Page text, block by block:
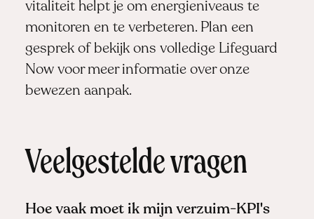
vitaliteit helpt je om energieniveaus te
monitoren en te verbeteren. Plan een
gesprekof bekijk ons volledige Lifeguard
Nowvoor meer informatie over onze
bewezen aanpak.
Veelgestelde vragen
Hoe vaak moet ik mijn verzuim-KPI's